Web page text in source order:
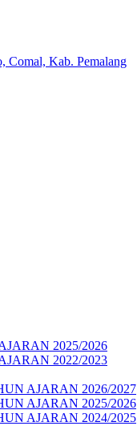
Comal, Kab. Pemalang
2025/2026
2022/2023
AJARAN 2026/2027
AJARAN 2025/2026
AJARAN 2024/2025